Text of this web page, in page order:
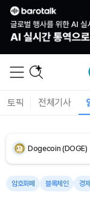
토픽 전체기사
XRP (XRP)
Solana (SOL)
Hyperliquid
Dogecoin (DOGE)
Bitcoin (BTC)
암호화폐 블록체인 경제